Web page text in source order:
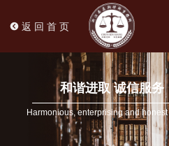
뀸 返 回 首 页
和谐进取 诚信服务
Harmonious, enterprising and